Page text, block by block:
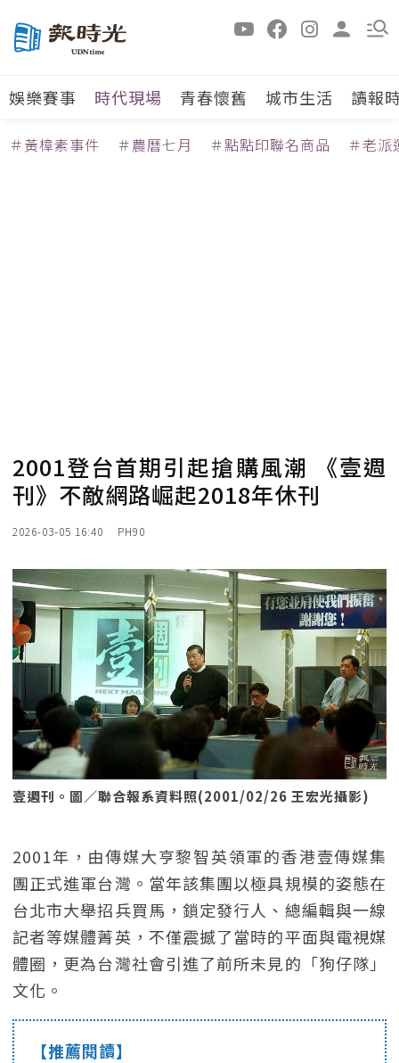
娛樂賽事 時代現場 青春懷舊 城市生活 讀報
＃黃樟素事件 ＃農曆七月 ＃點點印聯名商品 ＃老派
2001登台首期引起搶購風潮 《壹週
刊》不敵網路崛起2018年休刊
2026-03-05 16:40 PH90
壹週刊。圖／聯合報系資料照(2001/02/26 王宏光攝影)
2001年，由傳媒大亨黎智英領軍的香港壹傳媒集
團正式進軍台灣。當年該集團以極具規模的姿態在
台北市大舉招兵買馬，鎖定發行人、總編輯與一線
記者等媒體菁英，不僅震撼了當時的平面與電視媒
體圈，更為台灣社會引進了前所未見的「狗仔隊」
文化。
【推薦閱讀】